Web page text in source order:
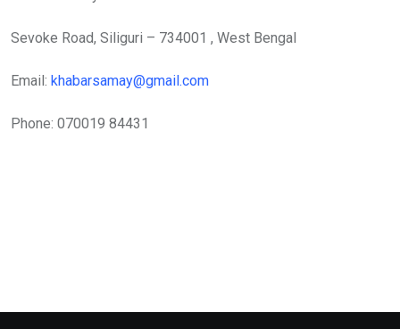
Sevoke Road, Siliguri – 734001 , West Bengal
Email: khabarsamay@gmail.com
Phone: 070019 84431